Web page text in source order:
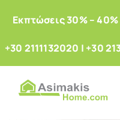
Eκπτώσεις 30% – 40%
+30 2111132020 | +30